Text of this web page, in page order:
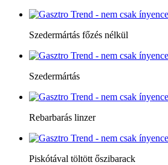
Szedermártás főzés nélkül
Szedermártás
Rebarbarás linzer
Piskótával töltött őszibarack